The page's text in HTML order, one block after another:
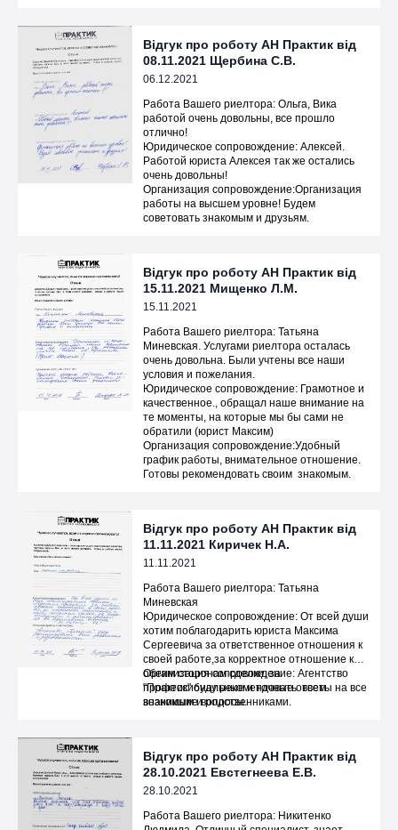
Відгук про роботу АН Практик від
08.11.2021 Щербина С.В.
06.12.2021
Работа Вашего риелтора: Ольга, Вика
работой очень довольны, все прошло
отлично!
Юридическое сопровождение: Алексей.
Работой юриста Алексея так же остались
очень довольны!
Организация сопровождение:Организация
работы на высшем уровне! Будем
советовать знакомым и друзьям.
Відгук про роботу АН Практик від
15.11.2021 Мищенко Л.М.
15.11.2021
Работа Вашего риелтора: Татьяна
Миневская. Услугами риелтора осталась
очень довольна. Были учтены все наши
условия и пожелания.
Юридическое сопровождение: Грамотное и
качественное., обращал наше внимание на
те моменты, на которые мы бы сами не
обратили (юрист Максим)
Организация сопровождение:Удобный
график работы, внимательное отношение.
Готовы рекомендовать своим знакомым.
Відгук про роботу АН Практик від
11.11.2021 Киричек Н.А.
11.11.2021
Работа Вашего риелтора: Татьяна
Миневская
Юридическое сопровождение: От всей души
хотим поблагодарить юриста Максима
Сергеевича за ответственное отношения к
своей работе,за корректное отношение к
обеим сторонам сделки, за
профессиональные и точные ответы на все
возникшие вопросы.
Организация сопровождение: Агентство
"Практик" буду рекомендовать всем
знакомым и родственниками.
Відгук про роботу АН Практик від
28.10.2021 Евстегнеева Е.В.
28.10.2021
Работа Вашего риелтора: Никитенко